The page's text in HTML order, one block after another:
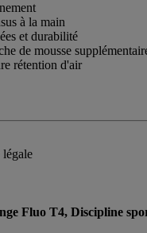
à la main
et durabilité
de mousse
rétention d'air
Fluo T4, Discipline